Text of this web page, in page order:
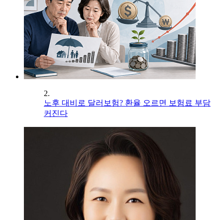
2.
노후 대비로 달러보험? 환율 오르면 보험료 부담
커진다